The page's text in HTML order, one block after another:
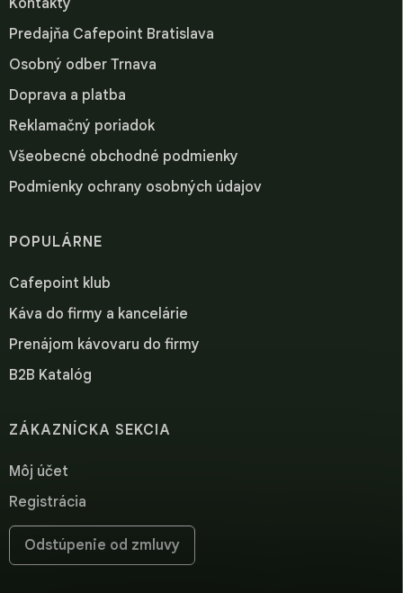
Kontakty
Predajňa Cafepoint Bratislava
Osobný odber Trnava
Doprava a platba
Reklamačný poriadok
Všeobecné obchodné podmienky
Podmienky ochrany osobných údajov
POPULÁRNE
Cafepoint klub
Káva do firmy a kancelárie
Prenájom kávovaru do firmy
B2B Katalóg
ZÁKAZNÍCKA SEKCIA
Môj účet
Registrácia
Odstúpenie od zmluvy